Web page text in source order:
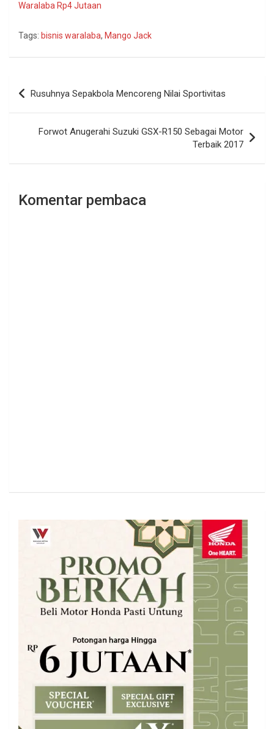
Waralaba Rp4 Jutaan
Tags: bisnis waralaba, Mango Jack
Navigasi
pos
Rusuhnya Sepakbola Mencoreng Nilai Sportivitas
Forwot Anugerahi Suzuki GSX-R150 Sebagai Motor
Terbaik 2017
Komentar pembaca